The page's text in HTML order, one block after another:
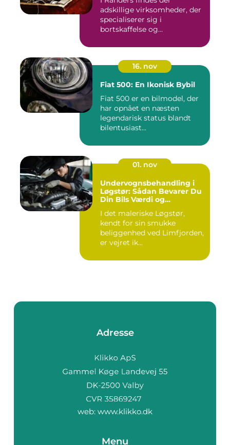
adskillige virksomheder, der
specialiserer sig i
bortskaffelse og
16. nov
Fiat 500: En Ikonisk Bybil
Fiat 500 er en bilmodel, der
har opnået en næsten
legendarisk status blandt
bilentusiast...
01. nov
Undervognsbehandling i
Løgstør: Sådan Bevarer Du
Din Bils Værdi og
I det maleriske Løgstør,
kendt for sin smukke
beliggenhed ved Limfjorden,
er vejret ik...
Adresse
web: www.klikko.dk
Menu